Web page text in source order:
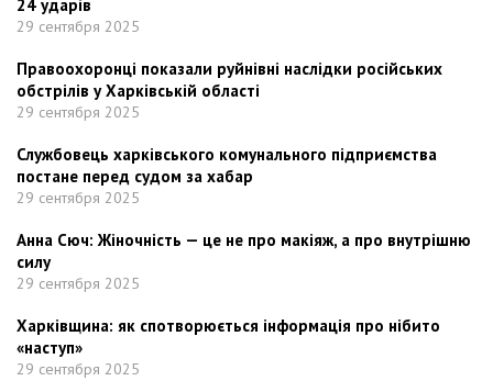
24 ударів
29 сентября 2025
Правоохоронці показали руйнівні наслідки російських
обстрілів у Харківській області
29 сентября 2025
Службовець харківського комунального підприємства
постане перед судом за хабар
29 сентября 2025
Анна Сюч: Жіночність — це не про макіяж, а про внутрішню
силу
29 сентября 2025
Харківщина: як спотворюється інформація про нібито
«наступ»
29 сентября 2025